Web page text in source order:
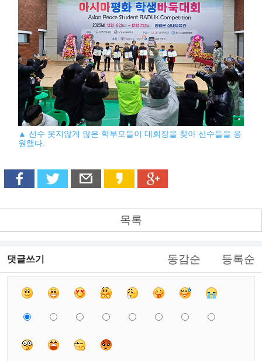
▲ 선수 못지않게 많은 학부모들이 대회장을 찾아 선수들을 응
원했다.
목록
댓글쓰기 동감순 등록순